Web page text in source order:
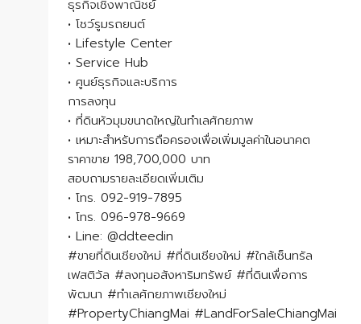
ธุรกิจเชิงพาณิชย์
• โชว์รูมรถยนต์
• Lifestyle Center
• Service Hub
• ศูนย์ธุรกิจและบริการ
การลงทุน
• ที่ดินหัวมุมขนาดใหญ่ในทำเลศักยภาพ
• เหมาะสำหรับการถือครองเพื่อเพิ่มมูลค่าในอนาคต
ราคาขาย 198,700,000 บาท
สอบถามรายละเอียดเพิ่มเติม
• โทร. 092-919-7895
• โทร. 096-978-9669
• Line: @ddteedin
#ขายที่ดินเชียงใหม่ #ที่ดินเชียงใหม่ #ใกล้เซ็นทรัล
เฟสติวัล #ลงทุนอสังหาริมทรัพย์ #ที่ดินเพื่อการ
พัฒนา #ทำเลศักยภาพเชียงใหม่
#PropertyChiangMai #LandForSaleChiangMai